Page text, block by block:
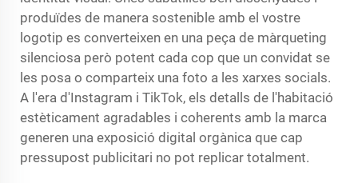
produïdes de manera sostenible amb el vostre
logotip es converteixen en una peça de màrqueting
silenciosa però potent cada cop que un convidat se
les posa o comparteix una foto a les xarxes socials.
A l'era d'Instagram i TikTok, els detalls de l'habitació
estèticament agradables i coherents amb la marca
generen una exposició digital orgànica que cap
pressupost publicitari no pot replicar totalment.